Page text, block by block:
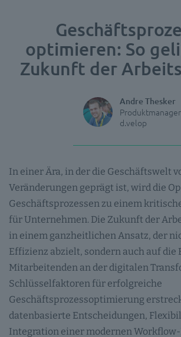
optimieren: So
Zukunft der
Andre Thesker
Produktmanager
d.velop
In einer Ära, in der die Geschäftswelt
Veränderungen geprägt ist, wird die
Geschäftsprozessen zu einem
für Unternehmen. Die Zukunft der
in einem ganzheitlichen Ansatz, der
Effizienz abzielt, sondern auch auf
Mitarbeitenden an der digitalen
Schlüsselfaktoren für erfolgreiche
Geschäftsprozessoptimierung
datenbasierte Entscheidungen,
Integration einer modernen